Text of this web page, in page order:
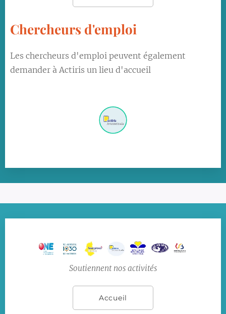
Chercheurs d'emploi
Les chercheurs d'emploi peuvent également
demander à Actiris un lieu d'accueil
Soutiennent nos activités
Accueil